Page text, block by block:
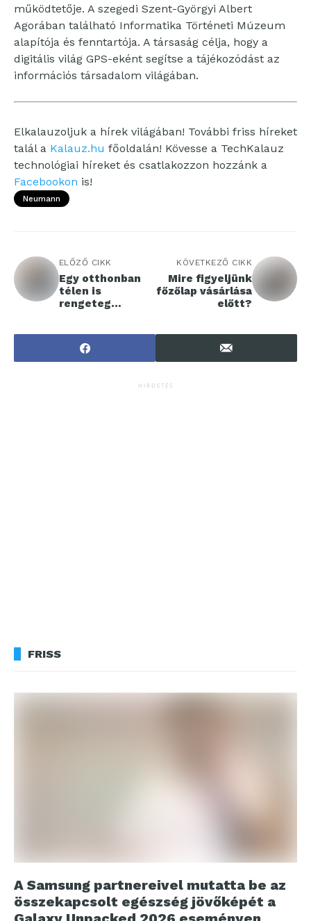
működtetője. A szegedi Szent-Györgyi Albert
Agorában található Informatika Történeti Múzeum
alapítója és fenntartója. A társaság célja, hogy a
digitális világ GPS-eként segítse a tájékozódást az
információs társadalom világában.
Elkalauzoljuk a hírek világában! További friss híreket
talál a Kalauz.hu főoldalán! Kövesse a TechKalauz
technológiai híreket és csatlakozzon hozzánk a
Facebookon is!
Neumann
ELŐZŐ CIKK
Egy otthonban
télen is
rengeteg
KÖVETKEZŐ CIKK
Mire figyeljünk
főzőlap vásárlása
előtt?
HIRDETÉS
FRISS
A Samsung partnereivel mutatta be az
összekapcsolt egészség jövőképét a